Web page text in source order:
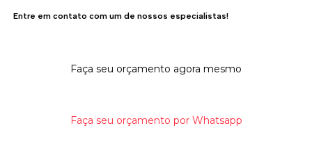
Entre em contato com um de nossos especialistas!
Faça seu orçamento agora mesmo
Faça seu orçamento por Whatsapp